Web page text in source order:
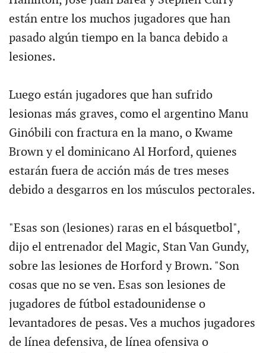
están entre los muchos jugadores que han
pasado algún tiempo en la banca debido a
lesiones.
Luego están jugadores que han sufrido
lesionas más graves, como el argentino Manu
Ginóbili con fractura en la mano, o Kwame
Brown y el dominicano Al Horford, quienes
estarán fuera de acción más de tres meses
debido a desgarros en los músculos pectorales.
"Esas son (lesiones) raras en el básquetbol",
dijo el entrenador del Magic, Stan Van Gundy,
sobre las lesiones de Horford y Brown. "Son
cosas que no se ven. Esas son lesiones de
jugadores de fútbol estadounidense o
levantadores de pesas. Ves a muchos jugadores
de línea defensiva, de línea ofensiva o